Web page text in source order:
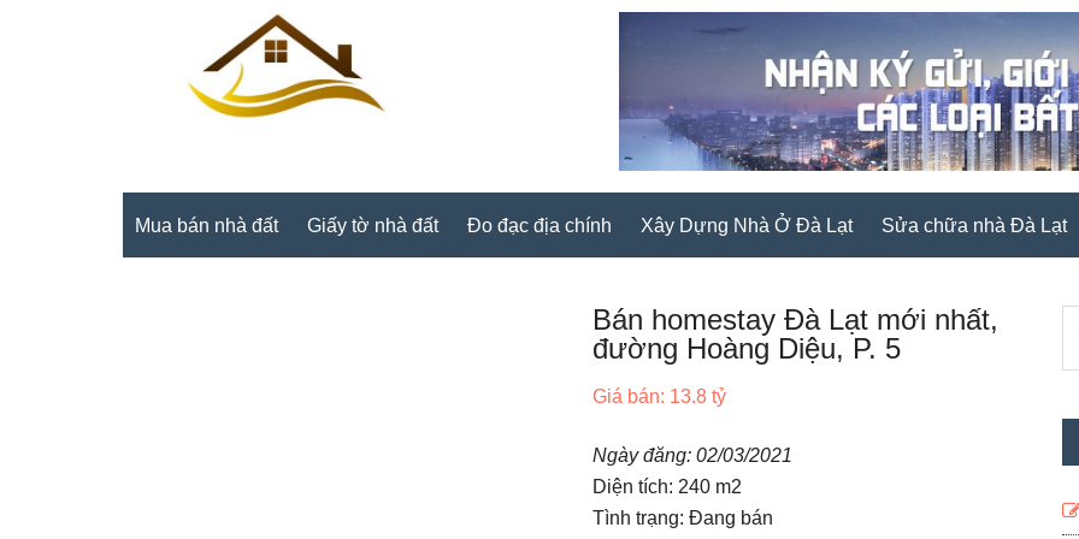
Mua bán nhà đất Giấy tờ nhà đất Đo đạc địa chính Xây Dựng Nhà Ở Đà Lạt Sửa chữa nhà Đà Lạt
Bán homestay Đà Lạt mới nhất,
đường Hoàng Diệu, P. 5
Giá bán: 13.8 tỷ
Ngày đăng: 02/03/2021
Diện tích: 240 m2
Tình trạng: Đang bán